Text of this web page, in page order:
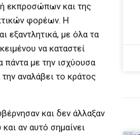
εκπροσώπων και της
φορέων. Η
εξαντλητικά, με όλα τα
να καταστεί
με την ισχύουσα
αναλάβει το κράτος
και δεν άλλαξαν
αν αυτό σημαίνει